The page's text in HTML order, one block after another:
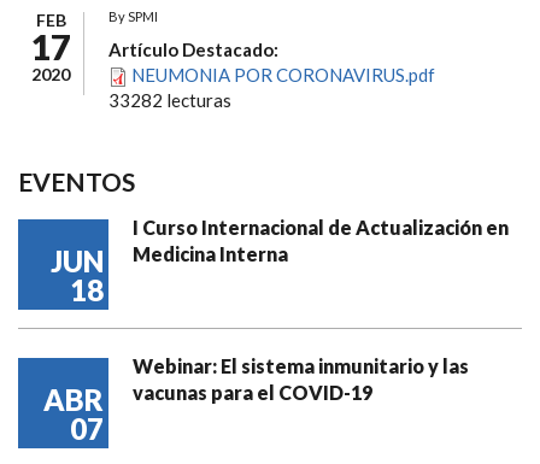
FEB
17
2020
BySPMI
Artículo Destacado:
NEUMONIA POR CORONAVIRUS.pdf
33282 lecturas
EVENTOS
JUN
18
I Curso Internacional de Actualización en
Medicina Interna
ABR
07
Webinar: El sistema inmunitario y las
vacunas para el COVID-19